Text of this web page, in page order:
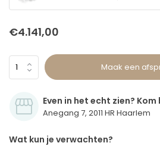
€4.141,00
Maak een
Even in het echt zien?
Anegang 7, 2011 HR Haarlem
Wat kun je verwachten?